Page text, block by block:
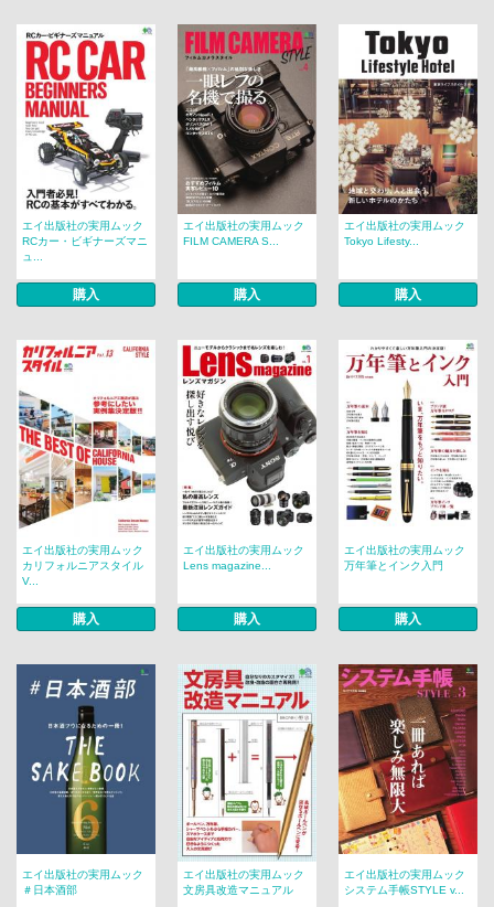
エイ出版社の実用ムック
RCカー・ビギナーズマニ
ュ...
購入
エイ出版社の実用ムック
FILM CAMERA S...
購入
エイ出版社の実用ムック
Tokyo Lifesty...
購入
エイ出版社の実用ムック
カリフォルニアスタイル
V...
購入
エイ出版社の実用ムック
Lens magazine...
購入
エイ出版社の実用ムック
万年筆とインク入門
購入
エイ出版社の実用ムック
＃日本酒部
エイ出版社の実用ムック
文房具改造マニュアル
エイ出版社の実用ムック
システム手帳STYLE v...